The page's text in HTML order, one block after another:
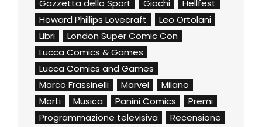
Gazzetta dello Sport
Giochi
Hellfest
Howard Phillips Lovecraft
Leo Ortolani
Libri
London Super Comic Con
Lucca Comics & Games
Lucca Comics and Games
Marco Frassinelli
Marvel
Milano
Morti
Musica Panini Comics
Premi
Programmazione televisiva
Recensione